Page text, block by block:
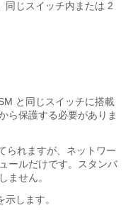
同じスイッチ内または 2
と同じスイッチに搭載
ら保護する必要がありま
られますが、ネットワー
ールだけです。スタンバ
ません。
します。